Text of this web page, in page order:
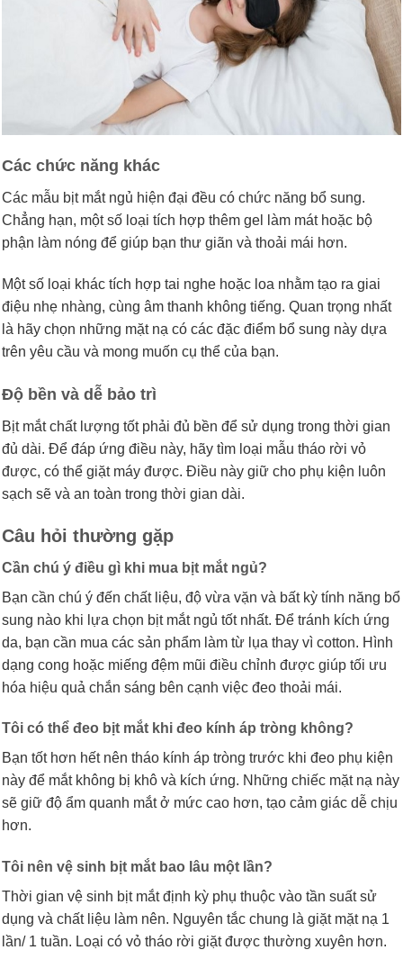
Các chức năng khác
Các mẫu bịt mắt ngủ hiện đại đều có chức năng bổ sung.
Chẳng hạn, một số loại tích hợp thêm gel làm mát hoặc bộ
phận làm nóng để giúp bạn thư giãn và thoải mái hơn.
Một số loại khác tích hợp tai nghe hoặc loa nhằm tạo ra giai
điệu nhẹ nhàng, cùng âm thanh không tiếng. Quan trọng nhất
là hãy chọn những mặt nạ có các đặc điểm bổ sung này dựa
trên yêu cầu và mong muốn cụ thể của bạn.
Độ bền và dễ bảo trì
Bịt mắt chất lượng tốt phải đủ bền để sử dụng trong thời gian
đủ dài. Để đáp ứng điều này, hãy tìm loại mẫu tháo rời vỏ
được, có thể giặt máy được. Điều này giữ cho phụ kiện luôn
sạch sẽ và an toàn trong thời gian dài.
Câu hỏi thường gặp
Cần chú ý điều gì khi mua bịt mắt ngủ?
Bạn cần chú ý đến chất liệu, độ vừa vặn và bất kỳ tính năng bổ
sung nào khi lựa chọn bịt mắt ngủ tốt nhất. Để tránh kích ứng
da, bạn cần mua các sản phẩm làm từ lụa thay vì cotton. Hình
dạng cong hoặc miếng đệm mũi điều chỉnh được giúp tối ưu
hóa hiệu quả chắn sáng bên cạnh việc đeo thoải mái.
Tôi có thể đeo bịt mắt khi đeo kính áp tròng không?
Bạn tốt hơn hết nên tháo kính áp tròng trước khi đeo phụ kiện
này để mắt không bị khô và kích ứng. Những chiếc mặt nạ này
sẽ giữ độ ẩm quanh mắt ở mức cao hơn, tạo cảm giác dễ chịu
hơn.
Tôi nên vệ sinh bịt mắt bao lâu một lần?
Thời gian vệ sinh bịt mắt định kỳ phụ thuộc vào tần suất sử
dụng và chất liệu làm nên. Nguyên tắc chung là giặt mặt nạ 1
lần/ 1 tuần. Loại có vỏ tháo rời giặt được thường xuyên hơn.